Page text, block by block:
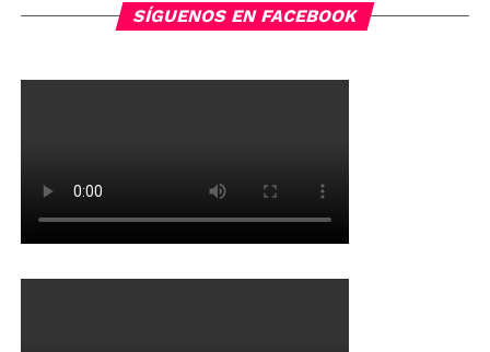
SÍGUENOS EN FACEBOOK